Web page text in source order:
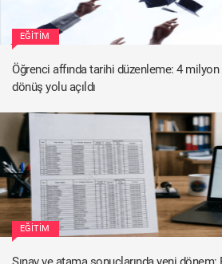
EĞITIM
Öğrenci affında tarihi düzenleme: 4
dönüş yolu açıldı
EĞITIM